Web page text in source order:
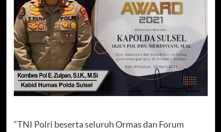
“TNI Polri beserta seluruh Ormas dan Forum